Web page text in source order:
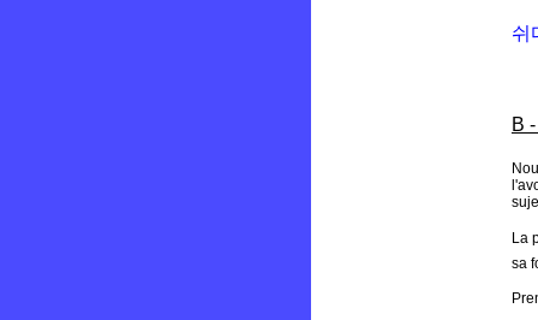
쉬
B
La
sa